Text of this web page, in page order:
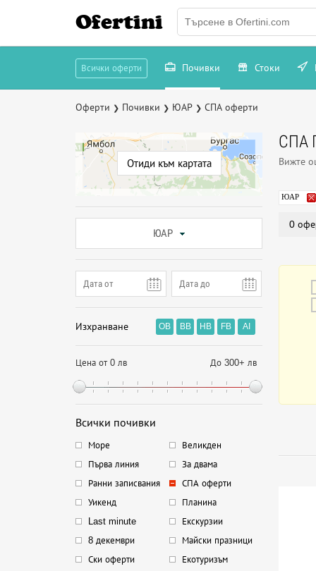
Ofertini
Всички оферти Почивки Стоки
Оферти ❯ Почивки ❯ ЮАР ❯ СПА оферти
Отиди към картата
ЮАР
Изхранване OB BB HB FB AI
Цена от 0 лв До 300+ лв
Всички почивки
Море
Великден
Първа линия
За двама
Ранни записвания
СПА оферти
Уикенд
Планина
Last minute
Екскурзии
8 декември
Майски празници
Ски оферти
Екотуризъм
СПА
Вижте
ЮАР
0